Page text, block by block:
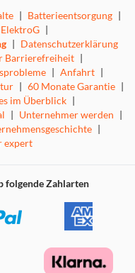
| Batterieentsorgung |
|
| Datenschutzerklärung
Barrierefreiheit |
| Anfahrt |
| 60 Monate Garantie |
im Überblick |
| Unternehmer werden |
|
expert
folgende Zahlarten